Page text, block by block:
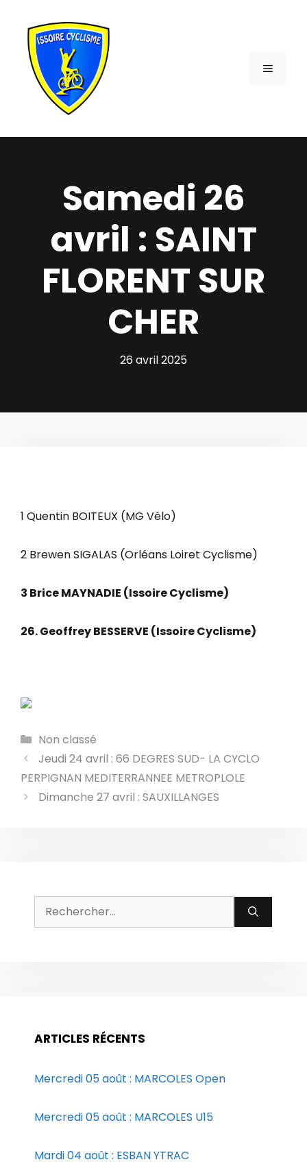
contenu
MENU
Samedi 26
avril : SAINT
FLORENT SUR
CHER
26 avril 2025
1 Quentin BOITEUX (MG Vélo)
2 Brewen SIGALAS (Orléans Loiret Cyclisme)
3 Brice MAYNADIE (Issoire Cyclisme)
26. Geoffrey BESSERVE (Issoire Cyclisme)
Catégories
Non classé
Jeudi 24 avril : 66 DEGRES SUD- LA CYCLO
PERPIGNAN MEDITERRANNEE METROPLOLE
Dimanche 27 avril : SAUXILLANGES
Rechercher :
ARTICLES RÉCENTS
Mercredi 05 août : MARCOLES Open
Mercredi 05 août : MARCOLES U15
Mardi 04 août : ESBAN YTRAC